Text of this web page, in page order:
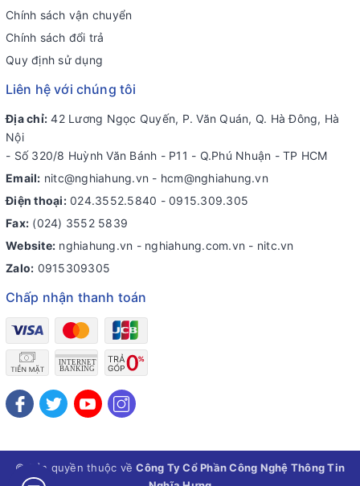
Chính sách vận chuyển
Chính sách đổi trả
Quy định sử dụng
Liên hệ với chúng tôi
Địa chỉ: 42 Lương Ngọc Quyến, P. Văn Quán, Q. Hà Đông, Hà
Nội
- Số 320/8 Huỳnh Văn Bánh - P11 - Q.Phú Nhuận - TP HCM
Email: nitc@nghiahung.vn - hcm@nghiahung.vn
Điện thoại: 024.3552.5840 - 0915.309.305
Fax: (024) 3552 5839
Website: nghiahung.vn - nghiahung.com.vn - nitc.vn
Zalo: 0915309305
Chấp nhận thanh toán
© Bản quyền thuộc vềCông Ty Cổ Phần Công Nghệ Thông Tin